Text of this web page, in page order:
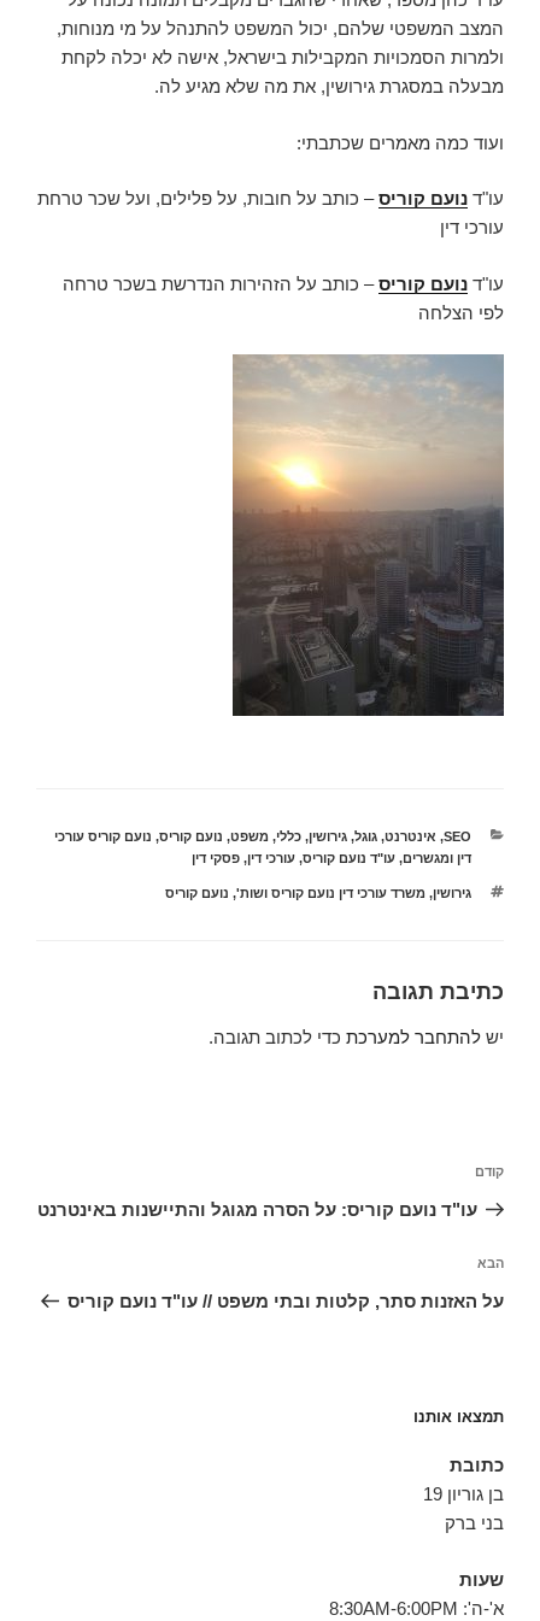
המצב המשפטי שלהם, יכול המשפט להתנהל על מי מנוחות,
ולמרות הסמכויות המקבילות בישראל, אישה לא יכלה לקחת
מבעלה במסגרת גירושין, את מה שלא מגיע לה.
ועוד כמה מאמרים שכתבתי:
עו"ד נועם קוריס– כותב על חובות, על פלילים, ועל שכר טרחת
עורכי דין
עו"ד נועם קוריס– כותב על הזהירות הנדרשת בשכר טרחה
לפי הצלחה
קטגוריות
SEO
, אינטרנט,גוגל,גירושין,כללי, משפט, נועם קוריס, נועם קוריס עורכי
דין ומגשרים,עו"ד נועם קוריס,עורכי דין,פסקי דין
תגיות
גירושין, משרד עורכי דין נועם קוריס ושות', נועם קוריס
כתיבת תגובה
יש להתחבר למערכת כדי לכתוב תגובה.
הפוסט
הקודם
קודם
עו"ד נועם קוריס: על הסרה מגוגל והתיישנות באינטרנט
הפוסט
הבא
הבא
על האזנות סתר, קלטות ובתי משפט // עו"ד נועם קוריס
תמצאו אותנו
כתובת
בן גוריון 19
בני ברק
שעות
א'-ה': 8:30AM-6:00PM